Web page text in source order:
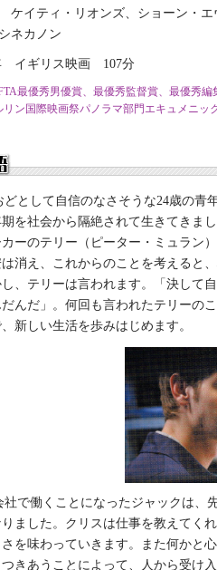
ィ・リオンズ、ショーン・エ
ネカノン
イギリス映画 107分
最優秀男優賞、最優秀監督賞、最優秀
リン国際映画祭パノラマ部門エキュメニッ
どとして自信のなさそうな24歳の青
を社会から隔絶されて生きてきま
カーのテリー（ピーター・ミュラン
消え、これからのことを考えると
、テリーは言われます。「決して
んだ」。何回も言われたテリーの
新しい生活を歩みはじめます。
社で働くことになったジャックは、
りました。クリスは仕事を教えてく
を味わっていきます。また何かと
つきあうことによって、人から受け